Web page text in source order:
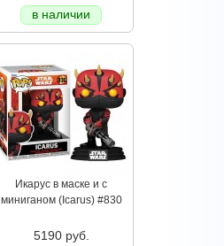
в наличии
Икарус в маске и с
миниганом (Icarus) #830
5190 руб.